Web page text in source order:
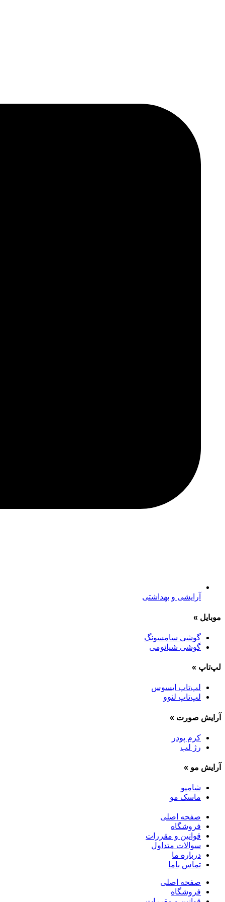
آرایشی و بهداشتی
موبایل »
گوشی سامسونگ
گوشی شیائومی
لپ‌تاپ »
لپ‌تاپ ایسوس
لپ‌تاپ لنوو
آرایش صورت »
کرم پودر
رژ لب
آرایش مو »
شامپو
ماسک مو
صفحه اصلی
فروشگاه
قوانین و مقررات
سوالات متداول
درباره ما
تماس باما
صفحه اصلی
فروشگاه